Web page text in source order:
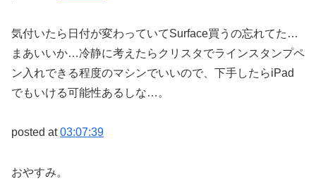
気付いたら日付が変わっていてSurface買うの忘れてた…
まあいいか…冷静に考えたらクリスタでラインスタンプペ
ン入れできる程度のマシンでいいので、下手したらiPad
でもいける可能性あるしな…。
posted at03:07:39
おやすみ。